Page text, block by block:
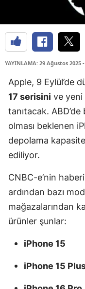
YAYINLAMA: 29 Ağustos 2025
Apple, 9 Eylül’de
17 serisini ve yeni
tanıtacak.
olması beklenen
depolama
ediliyor.
CNBC-e’nin
ardından bazı
mağazalarından
ürünler şunlar:
iPhone 15
iPhone 15